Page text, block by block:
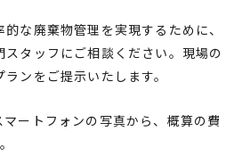
な廃棄物管理を実現するために、
スタッフにご相談ください。現場の
ンをご提示いたします。
マートフォンの写真から、概算の費